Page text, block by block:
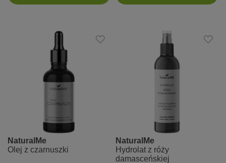
NaturalMe
Olej z czarnuszki
NaturalMe
Hydrolat z róży
damasceńskiej